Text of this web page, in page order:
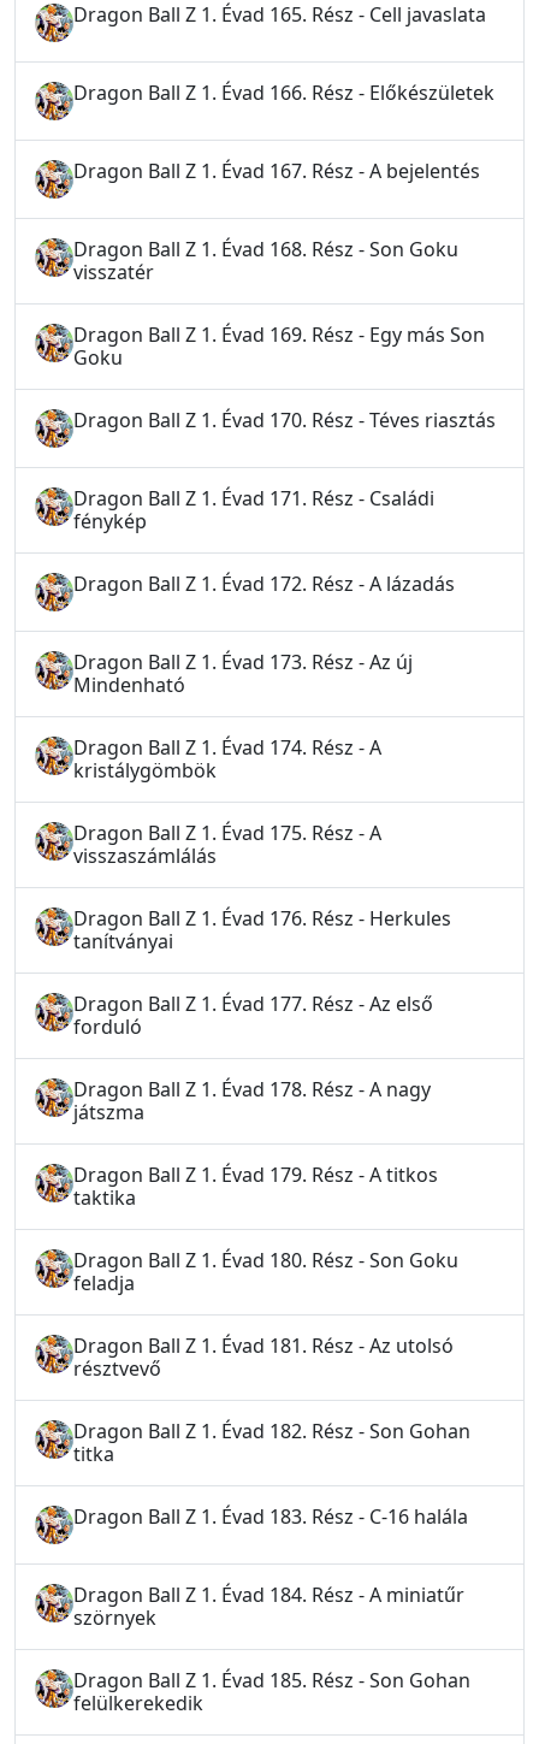
Dragon Ball Z 1. Évad 165. Rész - Cell javaslata
Dragon Ball Z 1. Évad 166. Rész - Előkészületek
Dragon Ball Z 1. Évad 167. Rész - A bejelentés
Dragon Ball Z 1. Évad 168. Rész - Son Goku
visszatér
Dragon Ball Z 1. Évad 169. Rész - Egy más Son
Goku
Dragon Ball Z 1. Évad 170. Rész - Téves riasztás
Dragon Ball Z 1. Évad 171. Rész - Családi
fénykép
Dragon Ball Z 1. Évad 172. Rész - A lázadás
Dragon Ball Z 1. Évad 173. Rész - Az új
Mindenható
Dragon Ball Z 1. Évad 174. Rész - A
kristálygömbök
Dragon Ball Z 1. Évad 175. Rész - A
visszaszámlálás
Dragon Ball Z 1. Évad 176. Rész - Herkules
tanítványai
Dragon Ball Z 1. Évad 177. Rész - Az első
forduló
Dragon Ball Z 1. Évad 178. Rész - A nagy
játszma
Dragon Ball Z 1. Évad 179. Rész - A titkos
taktika
Dragon Ball Z 1. Évad 180. Rész - Son Goku
feladja
Dragon Ball Z 1. Évad 181. Rész - Az utolsó
résztvevő
Dragon Ball Z 1. Évad 182. Rész - Son Gohan
titka
Dragon Ball Z 1. Évad 183. Rész - C-16 halála
Dragon Ball Z 1. Évad 184. Rész - A miniatűr
szörnyek
Dragon Ball Z 1. Évad 185. Rész - Son Gohan
felülkerekedik